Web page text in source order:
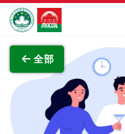
跳至主内容
澳門特別行政區政府旅遊局
全部